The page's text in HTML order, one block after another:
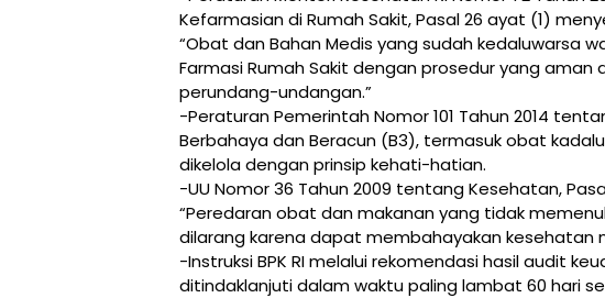
Kefarmasian di Rumah Sakit, Pasal 26 ayat (1)
“Obat dan Bahan Medis yang sudah kedaluwarsa
Farmasi Rumah Sakit dengan prosedur yang
perundang-undangan.”
-Peraturan Pemerintah Nomor 101 Tahun 2014
Berbahaya dan Beracun (B3), termasuk obat
dikelola dengan prinsip kehati-hatian.
-UU Nomor 36 Tahun 2009 tentang Kesehatan,
“Peredaran obat dan makanan yang tidak
dilarang karena dapat membahayakan kesehatan
-Instruksi BPK RI melalui rekomendasi hasil audit
ditindaklanjuti dalam waktu paling lambat 60 hari